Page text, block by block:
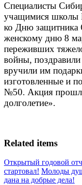
Специалисты
учащимися школы
ко Дню защитника
женскому дню 8
переживших
войны,
вручили им
изготовленные и
№50. Акция прошла
долголетие».
Related items
Открытый годовой
стартовал! Молоды
дана на добрые дела!